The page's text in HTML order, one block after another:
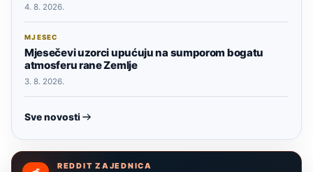
4. 8. 2026.
MJESEC
Mjesečevi uzorci upućuju na sumporom bogatu
atmosferu rane Zemlje
3. 8. 2026.
Sve novosti
REDDIT ZAJEDNICA